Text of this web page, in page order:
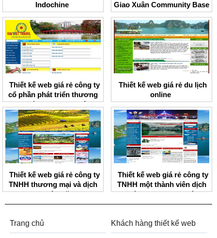
Indochine
Giao Xuân Community Base
Ecoturism Management
Board
Thiết kế web giá rẻ công ty
cổ phần phát triển thương
mại và du lịch Đại Việt
Thiết kế web giá rẻ du lịch
online
Thiết kế web giá rẻ công ty
TNHH thương mại và dịch
vụ Nhân Văn
Thiết kế web giá rẻ công ty
TNHH một thành viên dịch
vụ và thương mại Hoàng
Chất
Trang chủ Khách hàng thiết kế web